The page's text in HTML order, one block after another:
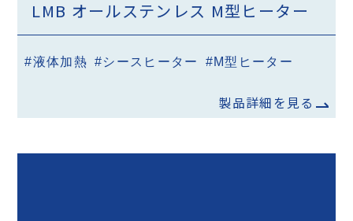
LMB オールステンレス M型ヒーター
#液体加熱 #シースヒーター #M型ヒーター
製品詳細を見る